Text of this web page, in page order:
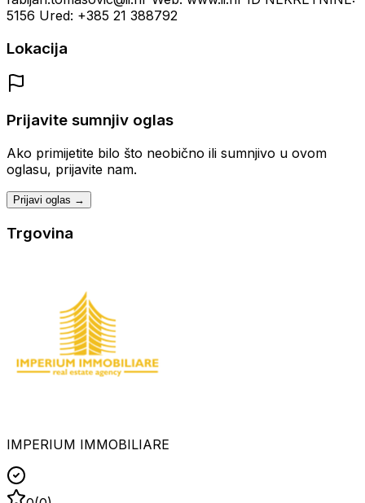
5156 Ured: +385 21 388792
Lokacija
Prijavite sumnjiv oglas
Ako primijetite bilo što neobično ili sumnjivo u ovom
oglasu, prijavite nam.
Prijavi oglas →
Trgovina
IMPERIUM IMMOBILIARE